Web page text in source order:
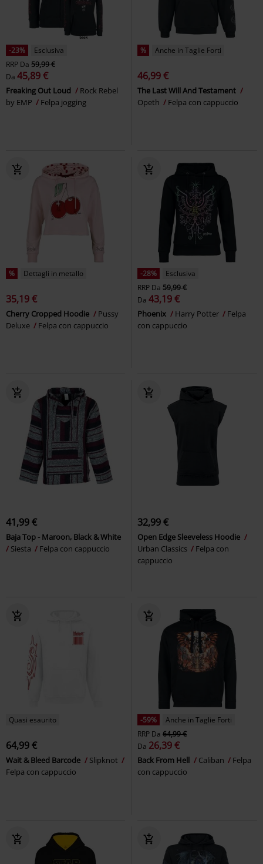
-23%
Esclusiva
RRP Da 59,99 €
Da 45,89 €
Freaking Out Loud
Rock Rebel
by EMP
Felpa jogging
% Anche in Taglie Forti
46,99 €
The Last Will And Testament
Opeth
Felpa con cappuccio
% Dettagli in metallo
35,19 €
Cherry Cropped Hoodie
Pussy
Deluxe
Felpa con cappuccio
-28%
Esclusiva
RRP Da 59,99 €
Da 43,19 €
Phoenix Harry Potter
Felpa
con cappuccio
41,99 €
Baja Top - Maroon, Black & White
Siesta
Felpa con cappuccio
32,99 €
Open Edge Sleeveless Hoodie
Urban Classics
Felpa con
cappuccio
Quasi esaurito
64,99 €
Wait & Bleed Barcode
Slipknot
Felpa con cappuccio
-59%
Anche in Taglie Forti
RRP Da 64,99 €
Da 26,39 €
Back From Hell Caliban
Felpa
con cappuccio